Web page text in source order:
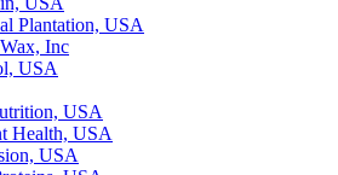
Plantation, USA
Inc
USA
USA
Health, USA
USA